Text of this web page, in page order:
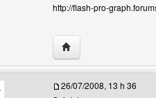
http://flash-pro-
Visiter le site web de
26/07/2008, 13 h 36